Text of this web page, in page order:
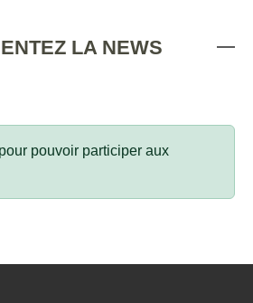
LA NEWS
pour pouvoir participer aux